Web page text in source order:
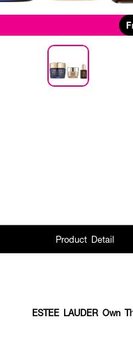
Product Detail
ESTEE LAUDER Own